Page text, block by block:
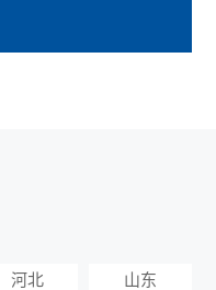
河北 山东